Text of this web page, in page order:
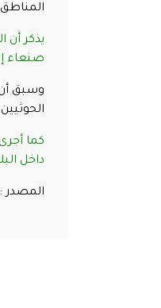
يذكر أن
صنعاء
وسبق
كما
داخل
المصدر :